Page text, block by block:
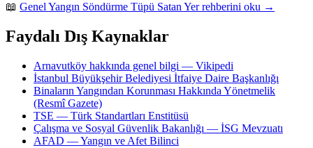
📖 Genel Yangın Söndürme Tüpü Satan Yer rehberini oku →
Faydalı Dış Kaynaklar
Arnavutköy hakkında genel bilgi — Vikipedi
İstanbul Büyükşehir Belediyesi İtfaiye Daire Başkanlığı
Binaların Yangından Korunması Hakkında Yönetmelik
(Resmî Gazete)
TSE — Türk Standartları Enstitüsü
Çalışma ve Sosyal Güvenlik Bakanlığı — İSG Mevzuatı
AFAD — Yangın ve Afet Bilinci